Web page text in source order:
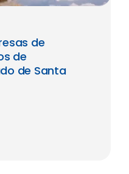
de
de
de Santa